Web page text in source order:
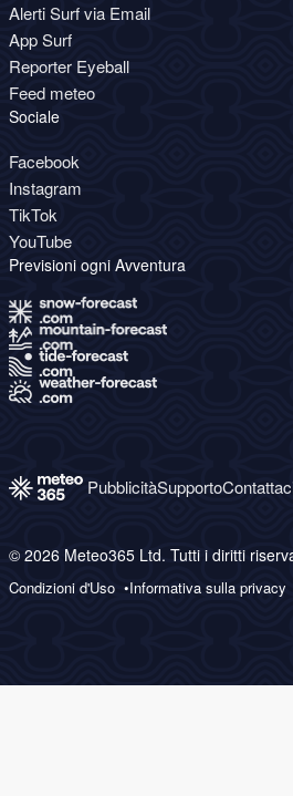
Alerti Surf via Email
App Surf
Reporter Eyeball
Feed meteo
Sociale
Facebook
Instagram
TikTok
YouTube
Previsioni ogni Avventura
PubblicitàSupporto
© 2026 Meteo365 Ltd. Tutti i diritti
Condizioni d'Uso Informativa sulla privacy